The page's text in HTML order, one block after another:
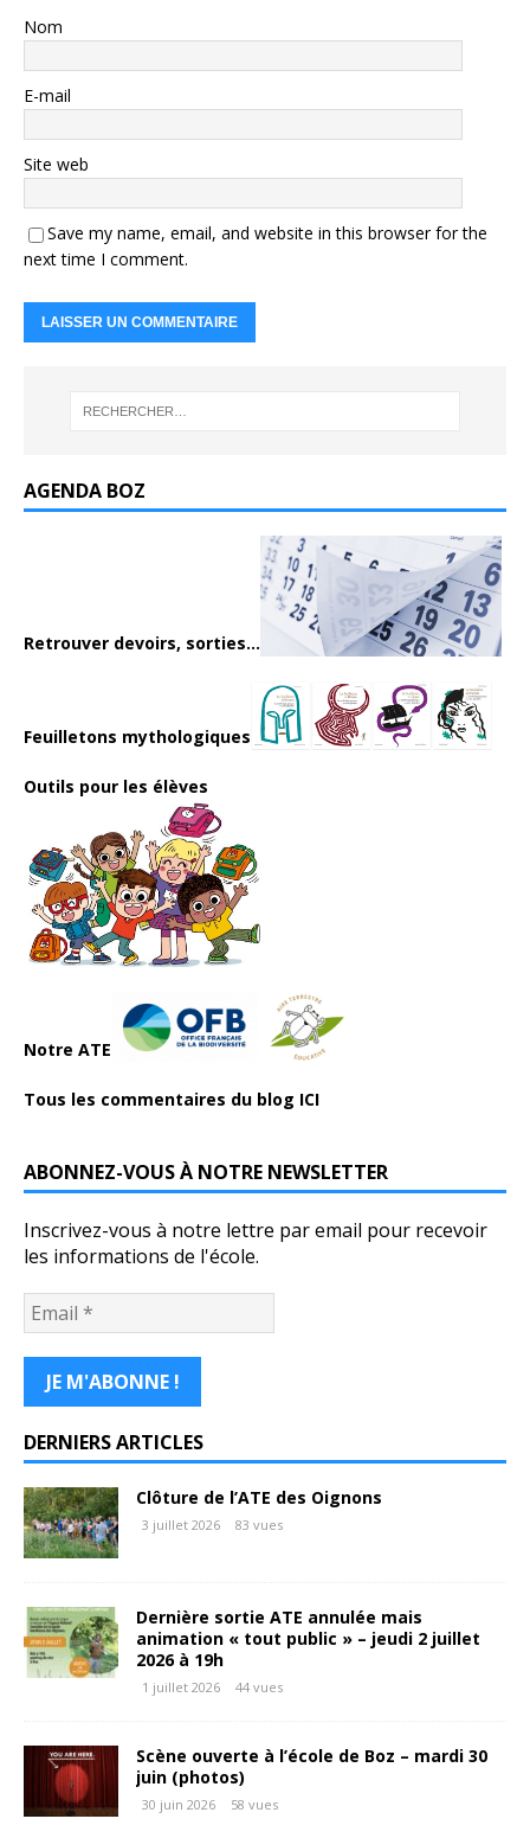
Nom
E-mail
Site web
Save my name, email, and website in this browser for the
next time I comment.
AGENDA BOZ
Retrouver devoirs, sorties...
Feuilletons mythologiques
Outils pour les élèves
Notre ATE
Tous les commentaires du blog ICI
ABONNEZ-VOUS À NOTRE NEWSLETTER
Inscrivez-vous à notre lettre par email pour recevoir
les informations de l'école.
DERNIERS ARTICLES
Clôture de l’ATE des Oignons
3 juillet 2026 83 vues
Dernière sortie ATE annulée mais
animation « tout public » – jeudi 2 juillet
2026 à 19h
1 juillet 2026 44 vues
Scène ouverte à l’école de Boz – mardi 30
juin (photos)
30 juin 2026 58 vues